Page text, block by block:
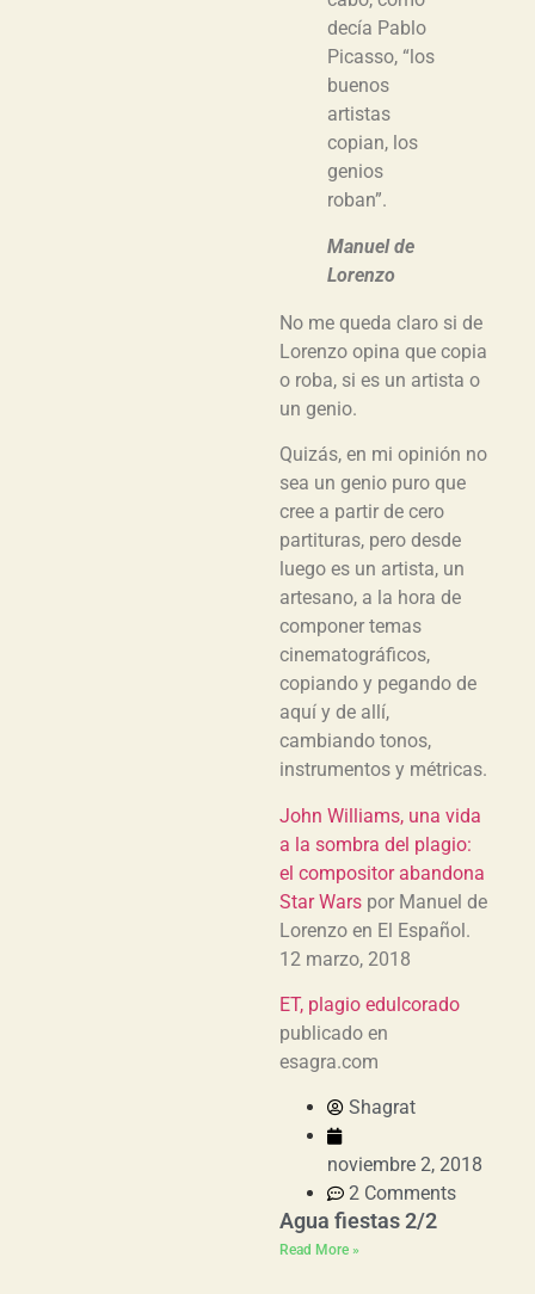
decía Pablo
Picasso, “los
buenos
artistas
copian, los
genios
roban”.
Manuel de
Lorenzo
No me queda claro si de
Lorenzo opina que copia
o roba, si es un artista o
un genio.
Quizás, en mi opinión no
sea un genio puro que
cree a partir de cero
partituras, pero desde
luego es un artista, un
artesano, a la hora de
componer temas
cinematográficos,
copiando y pegando de
aquí y de allí,
cambiando tonos,
instrumentos y métricas.
John Williams, una vida
a la sombra del plagio:
el compositor abandona
Star Wars por Manuel de
Lorenzo en El Español.
12 marzo, 2018
ET, plagio edulcorado
publicado en
esagra.com
Shagrat
noviembre 2, 2018
2 Comments
Agua fiestas 2/2
Read More »